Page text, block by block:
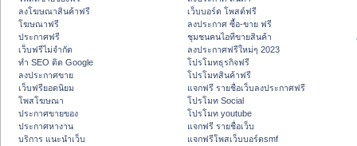
ลงโฆษณาสินค้าฟรี
โฆษณาฟรี
ประกาศฟรี
เว็บฟรีไม่จำกัด
ทำ SEO ติด Google
ลงประกาศขาย
เว็บฟรียอดนิยม
โพสโฆษณา
ประกาศขายของ
ประกาศหางาน
บริการ แนะนำเว็บ
เว็บบอร์ด โพสต์ฟรี
ลงประกาศ ซื้อ-ขาย ฟรี
ชุมชนคนไอทีขายสินค้า
ลงประกาศฟรีใหม่ๆ 2023
โปรโมทธุรกิจฟรี
โปรโมทสินค้าฟรี
แจกฟรี รายชื่อเว็บลงประกาศฟรี
โปรโมท Social
โปรโมท youtube
แจกฟรี รายชื่อเว็บ
แจกฟรีโพสเว็บบอร์ดsmf